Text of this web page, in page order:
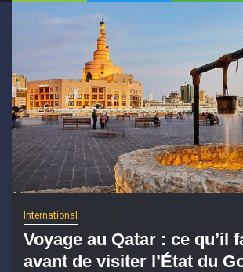
International
Voyage au Qatar : ce qu’il
avant de visiter l’État du